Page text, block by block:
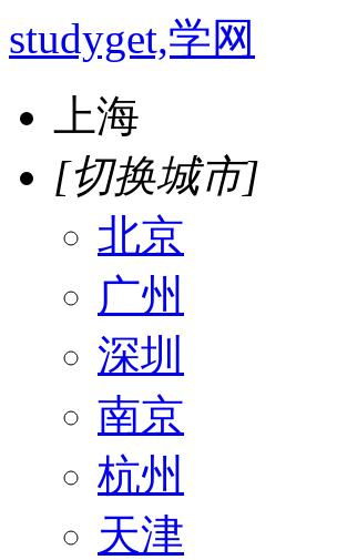
studyget,学网
上海
[切换城市]
北京
广州
深圳
南京
杭州
天津